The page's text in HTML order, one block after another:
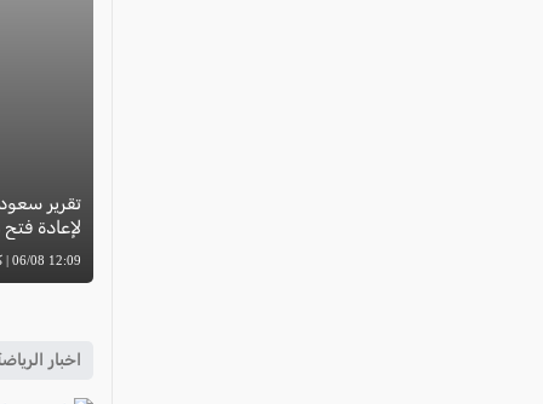
تقرير
لإعادة
12:09 06/08 | كل العرب
اخبار